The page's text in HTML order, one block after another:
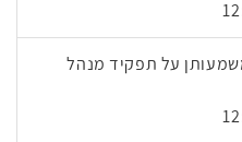
על תפקיד מנהל